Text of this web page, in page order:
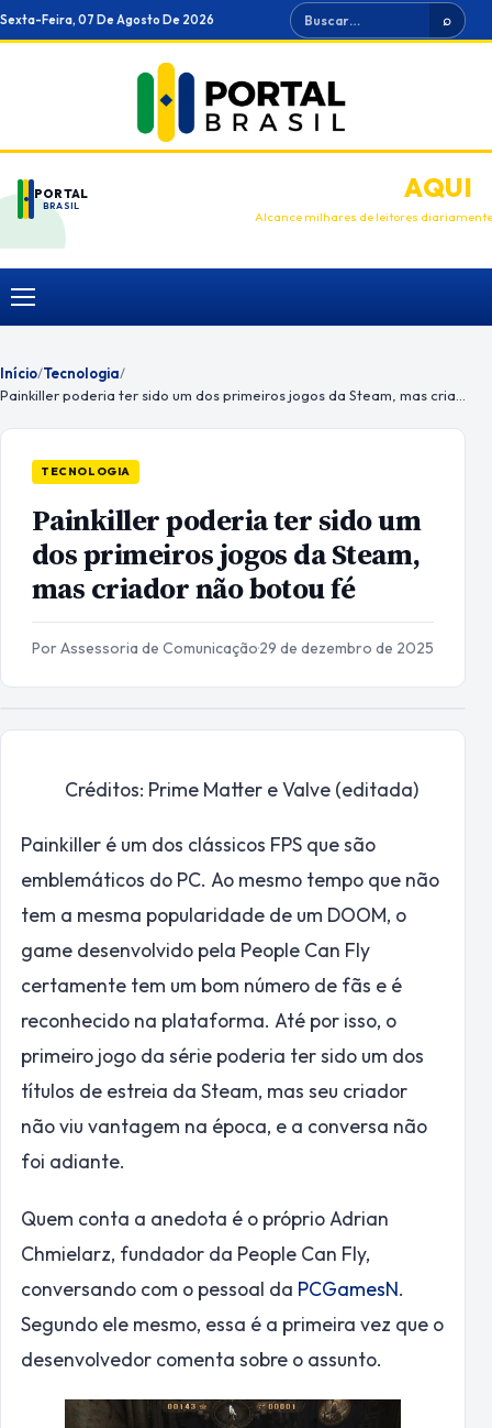
Ir
para
Sexta-Feira, 07 De Agosto De 2026 Buscar ⌕
PORTAL
BRASIL
ANUNCIEAQUI
Alcance milhares de leitores diariamente
Menu
Início/Tecnologia/
TECNOLOGIA
Painkiller poderia ter sido um
dos primeiros jogos da Steam,
mas criador não botou fé
Por Assessoria de Comunicação·29 de dezembro de 2025
Créditos: Prime Matter e Valve (editada)
Painkiller é um dos clássicos FPS que são
emblemáticos do PC. Ao mesmo tempo que não
tem a mesma popularidade de um DOOM, o
game desenvolvido pela People Can Fly
certamente tem um bom número de fãs e é
reconhecido na plataforma. Até por isso, o
primeiro jogo da série poderia ter sido um dos
títulos de estreia da Steam, mas seu criador
não viu vantagem na época, e a conversa não
foi adiante.
Quem conta a anedota é o próprio Adrian
Chmielarz, fundador da People Can Fly,
conversando com o pessoal da PCGamesN.
Segundo ele mesmo, essa é a primeira vez que o
desenvolvedor comenta sobre o assunto.